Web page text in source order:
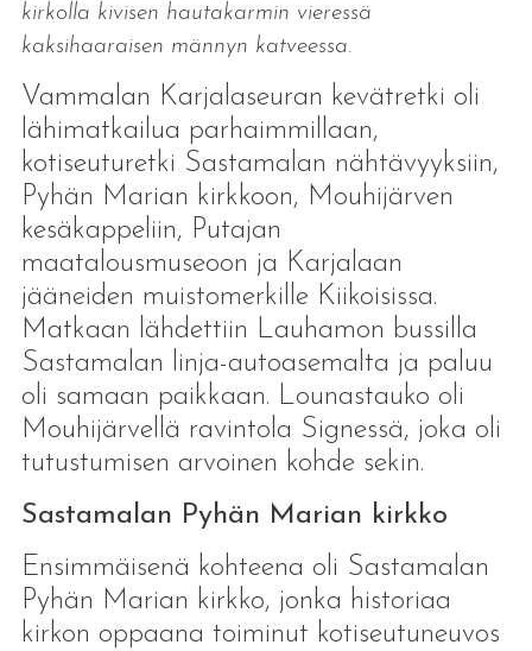
kirkolla kivisen hautakarmin vieressä
kaksihaaraisen männyn katveessa.
Vammalan Karjalaseuran kevätretki oli
lähimatkailua parhaimmillaan,
kotiseuturetki Sastamalan nähtävyyksiin,
Pyhän Marian kirkkoon, Mouhijärven
kesäkappeliin, Putajan
maatalousmuseoon ja Karjalaan
jääneiden muistomerkille Kiikoisissa.
Matkaan lähdettiin Lauhamon bussilla
Sastamalan linja-autoasemalta ja paluu
oli samaan paikkaan. Lounastauko oli
Mouhijärvellä ravintola Signessä, joka oli
tutustumisen arvoinen kohde sekin.
Sastamalan Pyhän Marian kirkko
Ensimmäisenä kohteena oli Sastamalan
Pyhän Marian kirkko, jonka historiaa
kirkon oppaana toiminut kotiseutuneuvos